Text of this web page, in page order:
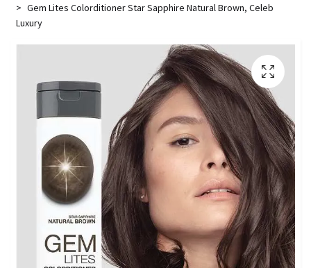
Gem Lites Colorditioner Star Sapphire Natural Brown, Celeb
Luxury